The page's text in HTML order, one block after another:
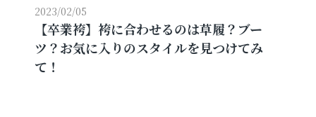
ウェディングフォト
振袖レンタル 卒業袴レンタル
2023/02/05
【卒業袴】袴に合わせるのは草履？ブー
ツ？お気に入りのスタイルを見つけてみ
て！